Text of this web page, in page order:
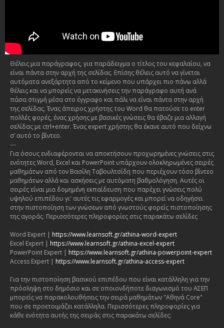
Θέλεις μια παράγραφος, για παράδειγμα ο τίτλος του κεφαλαίου, να
είναι πάντα στην αρχή της σελίδας. Επίσης θέλεις αυτό να γίνεται
αυτόματα ανεξάρτητα από το κείμενο που υπάρχει πιο πάνω αλλά
θέλεις και να μπορείς να μετακινήσεις την παράγραφο αυτή ανά
πάσα στιγμή μέσα στο έγγραφο και πάλι να είναι πάντα στην αρχή
της σελίδας. Ένας άπειρος χρήστης του Word θα πατούσε το enter
πολλές φορές, ένας χρήσης με βασικές γνώσεις θα έβαζε μια αλλαγή
σελίδας με ctrl+enter. Ένας expert χρήστης θα έκανε αυτό που δείχνω
σ’ αυτό το βίντεο.
---
Για όσους ενδιαφέρονται να αποκτήσουν προχωρημένες γνώσεις στις
ενότητες Word, Excel και PowerPoint υπάρχουν ολοκληρωμένες σειρές
μαθημάτων από τον Βασίλη Ταβουλτσίδη που περιέχουν τόσο βίντεο
μαθημάτων αλλά και ασκήσεις με αυτόματη βαθμολόγηση. Αυτές οι
σειρές είναι μια δομημένη εκπαίδευση που παρέχει γνώσεις πολύ
υψηλού επιπέδου γι' αυτές τις εφαρμογές και μπορεί να οδηγήσει
στην πιστοποίηση των γνώσεων από γνωστούς φορείς πιστοποίησης
της αγοράς. Περισσότερες πληροφορίες στις παρακάτω σελίδες
Word Expert | https://www.learnsoft.gr/athina-word-expert
Excel Expert | https://www.learnsoft.gr/athina-excel-expert
PowerPoint Expert | https://www.learnsoft.gr/athina-powerpoint-expert
Access Expert | https://www.learnsoft.gr/athina-access-expert
Για την πιστοποίηση βασικού επιπέδου που είναι κατάλληλη για την
πρόσληψη στο δημόσιο και σε οποιονδήποτε διαγωνισμό του ΑΣΕΠ
μπορείς να παρακολουθήσεις την σειρά μαθημάτων "Αθηνά Core"
που σε προετοιμάζει κατάλληλα. Περισσότερες πληροφορίες για
κάθε ενότητα αυτής της σειράς στις παρακάτω σελίδες: